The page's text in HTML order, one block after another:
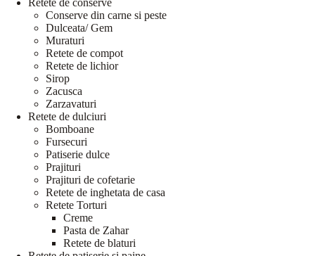
Retete de conserve
Conserve din carne si peste
Dulceata/ Gem
Muraturi
Retete de compot
Retete de lichior
Sirop
Zacusca
Zarzavaturi
Retete de dulciuri
Bomboane
Fursecuri
Patiserie dulce
Prajituri
Prajituri de cofetarie
Retete de inghetata de casa
Retete Torturi
Creme
Pasta de Zahar
Retete de blaturi